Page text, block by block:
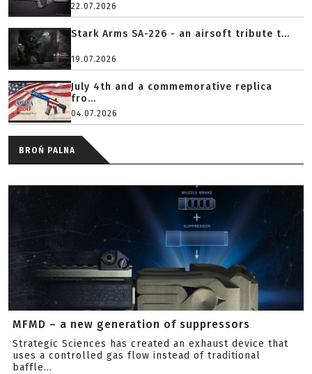
22.07.2026
Stark Arms SA-226 - an airsoft tribute t...
19.07.2026
July 4th and a commemorative replica
fro...
04.07.2026
BROŃ PALNA
MFMD – a new generation of suppressors
Strategic Sciences has created an exhaust device that
uses a controlled gas flow instead of traditional
baffle...